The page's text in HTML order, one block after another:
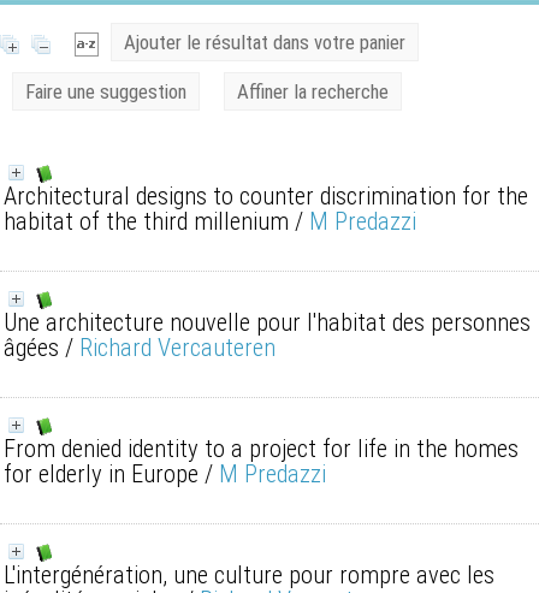
Ajouter le résultat dans votre panier
Faire une suggestion Affiner la recherche
Architectural designs to counter discrimination for the
habitat of the third millenium / M Predazzi
Une architecture nouvelle pour l'habitat des personnes
âgées / Richard Vercauteren
From denied identity to a project for life in the homes
for elderly in Europe / M Predazzi
L'intergénération, une culture pour rompre avec les